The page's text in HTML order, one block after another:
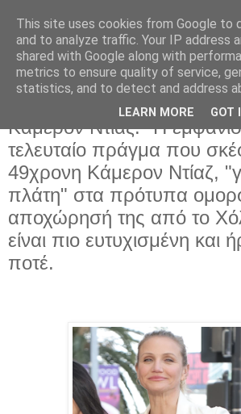
Πέμπτη 17 Μαρτίου 2022
Κάμερον Ντίαζ: "Η
τελευταίο πράγμα που
49χρονη Κάμερον Ντίαζ,
πλάτη" στα πρότυπα
αποχώρησή της από το
είναι πιο ευτυχισμένη και
ποτέ.
This site uses cookies from Google to
and to analyze traffic. Your IP address
shared with Google along with
metrics to ensure quality of service,
statistics, and to detect and address
LEARN MORE GOT